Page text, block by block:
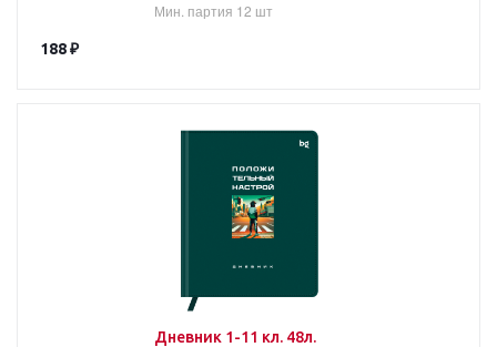
Мин. партия 12 шт
188₽
Дневник 1-11 кл. 48л.